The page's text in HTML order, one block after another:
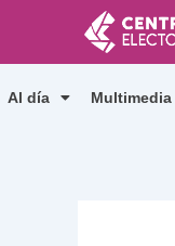
contenido
Al día Multimedia